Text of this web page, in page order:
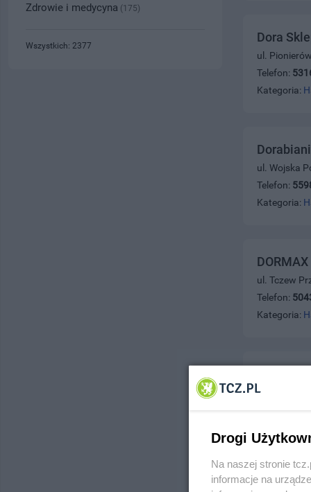
Dora
ul.
Telefon:
Kategoria:
ul. Wojska
Telefon:
Kategoria:
ul. Tczew
Telefon:
Kategoria:
ul.
Zdrowie i medycyna (175)
Wszystkich: 2377
Drogi
Na naszej stronie
informacje na